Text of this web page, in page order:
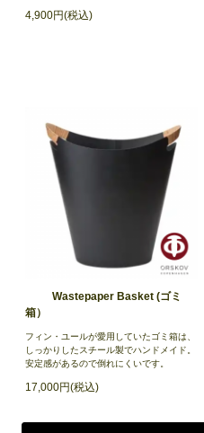
4,900円(税込)
Wastepaper Basket (ゴミ
箱）
フィン・ユールが愛用していたゴミ箱は、
しっかりしたスチール製でハンドメイド。
安定感があるので倒れにくいです。
17,000円(税込)